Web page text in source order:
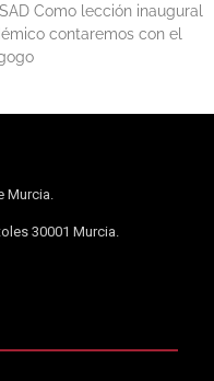
Como lección inaugural
contaremos con el
Murcia.
30001 Murcia.